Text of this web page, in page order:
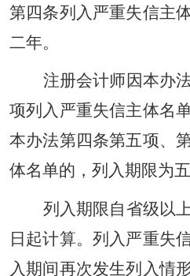
第四条列入严重失信主
二年。
注册会计师因本办
项列入严重失信主体名
本办法第四条第五项、
体名单的，列入期限为五
列入期限自省级以
日起计算。列入严重失
入期间再次发生列入情